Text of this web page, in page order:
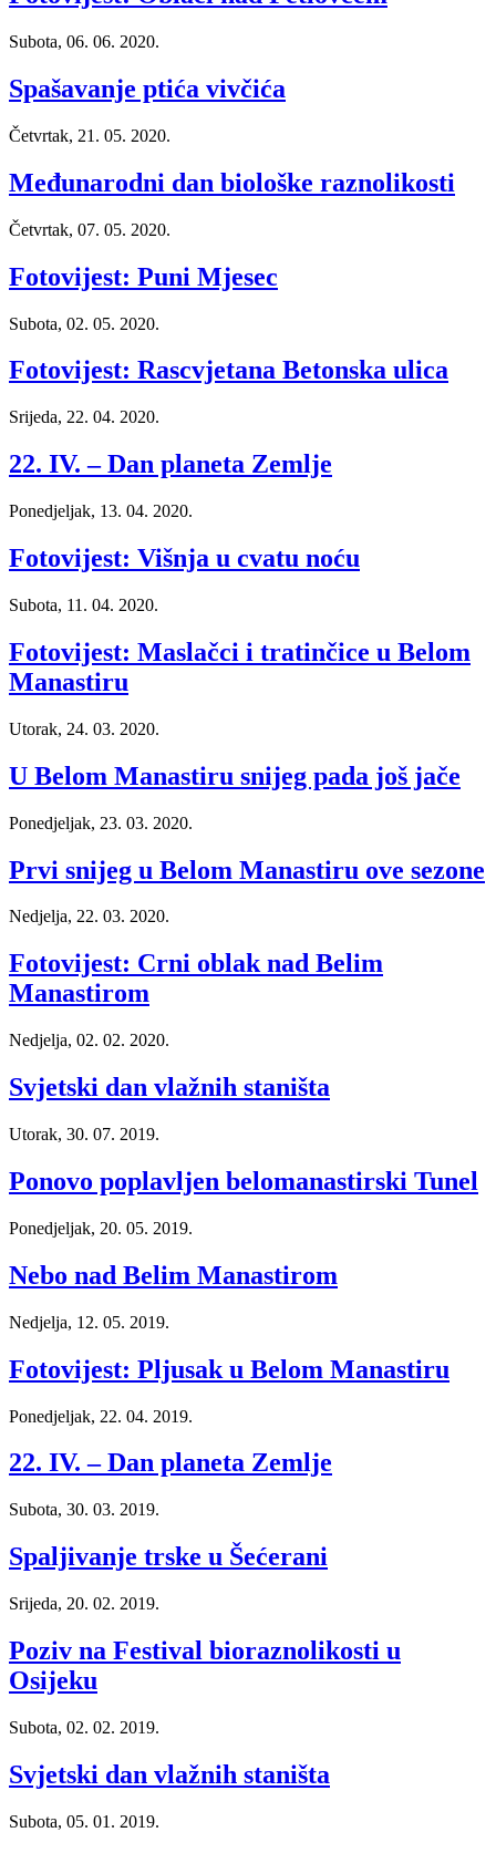
Subota, 06. 06. 2020.
Spašavanje ptića vivčića
Četvrtak, 21. 05. 2020.
Međunarodni dan biološke raznolikosti
Četvrtak, 07. 05. 2020.
Fotovijest: Puni Mjesec
Subota, 02. 05. 2020.
Fotovijest: Rascvjetana Betonska ulica
Srijeda, 22. 04. 2020.
22. IV. – Dan planeta Zemlje
Ponedjeljak, 13. 04. 2020.
Fotovijest: Višnja u cvatu noću
Subota, 11. 04. 2020.
Fotovijest: Maslačci i tratinčice u Belom
Manastiru
Utorak, 24. 03. 2020.
U Belom Manastiru snijeg pada još jače
Ponedjeljak, 23. 03. 2020.
Prvi snijeg u Belom Manastiru ove sezone
Nedjelja, 22. 03. 2020.
Fotovijest: Crni oblak nad Belim
Manastirom
Nedjelja, 02. 02. 2020.
Svjetski dan vlažnih staništa
Utorak, 30. 07. 2019.
Ponovo poplavljen belomanastirski Tunel
Ponedjeljak, 20. 05. 2019.
Nebo nad Belim Manastirom
Nedjelja, 12. 05. 2019.
Fotovijest: Pljusak u Belom Manastiru
Ponedjeljak, 22. 04. 2019.
22. IV. – Dan planeta Zemlje
Subota, 30. 03. 2019.
Spaljivanje trske u Šećerani
Srijeda, 20. 02. 2019.
Poziv na Festival bioraznolikosti u
Osijeku
Subota, 02. 02. 2019.
Svjetski dan vlažnih staništa
Subota, 05. 01. 2019.